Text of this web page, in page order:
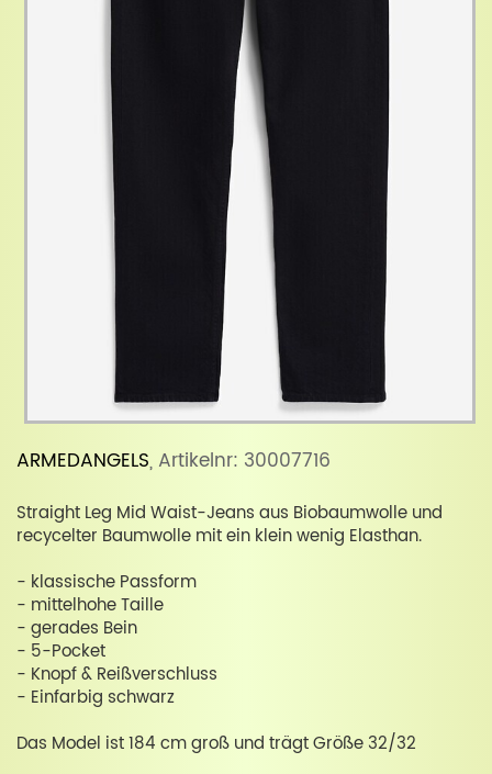
ARMEDANGELS, Artikelnr: 30007716
Straight Leg Mid Waist-Jeans aus Biobaumwolle und
recycelter Baumwolle mit ein klein wenig Elasthan.
- klassische Passform
- mittelhohe Taille
- gerades Bein
- 5-Pocket
- Knopf & Reißverschluss
- Einfarbig schwarz
Das Model ist 184 cm groß und trägt Größe 32/32